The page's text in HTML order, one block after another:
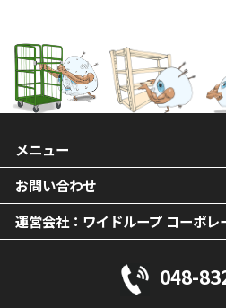
メニュー
お問い合わせ
運営会社：ワイドループ コーポレ
048-